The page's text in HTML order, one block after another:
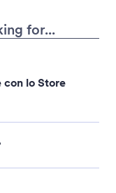
con lo Store